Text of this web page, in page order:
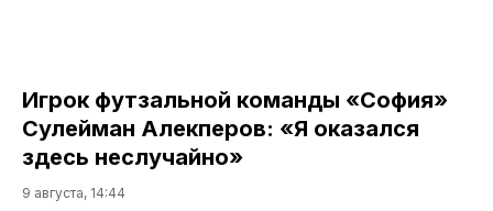
Игрок футзальной команды «София»
Сулейман Алекперов: «Я оказался
здесь неслучайно»
9 августа, 14:44